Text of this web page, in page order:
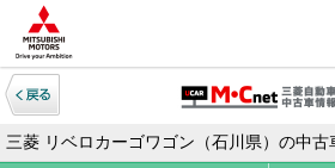
三菱 リベロカーゴワゴン（石川県）の中古